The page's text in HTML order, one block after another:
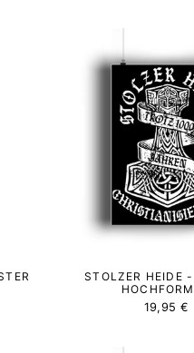
STOLZER HEIDE -
19,95 €